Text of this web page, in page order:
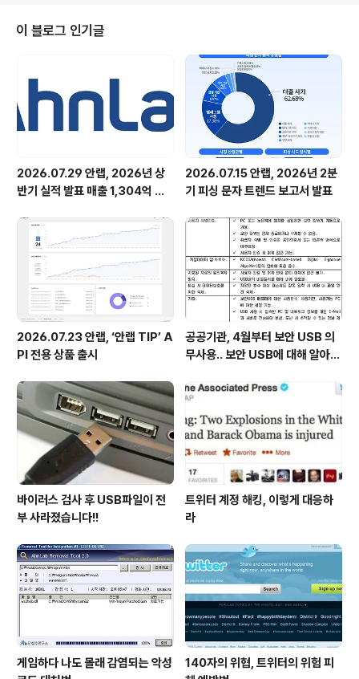
협과 보안전문가가 되기 위해서는 어떠한 노력을 해야 되
는지 등등 초롱초롱한 눈망울로 강의에 집중을 했습니다.
2시간의 짧고 아쉬운 시간이었지만 이들과의 첫 인연의 끈
을 맺었다고 할 수 있습니다. 우리나라의 미래를 이끌어갈
주역인 이들이 꿈꾸고자 하는 것들을 이뤘으면 좋겠습니
다.
이 블로그 인기글
2026.07.29 안랩, 2026년 상
반기 실적 발표 매출 1,304억 원,
2026.07.15 안랩, 2026년 2분
기 피싱 문자 트렌드 보고서 발표
2026.07.23 안랩, ‘안랩 TIP’ A
PI 전용 상품 출시
공공기관, 4월부터 보안 USB 의
무사용.. 보안 USB에 대해 알아봅
바이러스 검사 후 USB파일이 전
부 사라졌습니다!!
트위터 계정 해킹, 이렇게 대응하
라
게임하다 나도 몰래 감염되는 악성
140자의 위협, 트위터의 위험 피